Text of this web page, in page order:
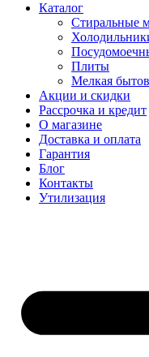
Каталог
Стиральные
Плиты
Мелкая
Акции и скидки
Рассрочка и кредит
О магазине
Доставка и оплата
Гарантия
Блог
Контакты
Утилизация